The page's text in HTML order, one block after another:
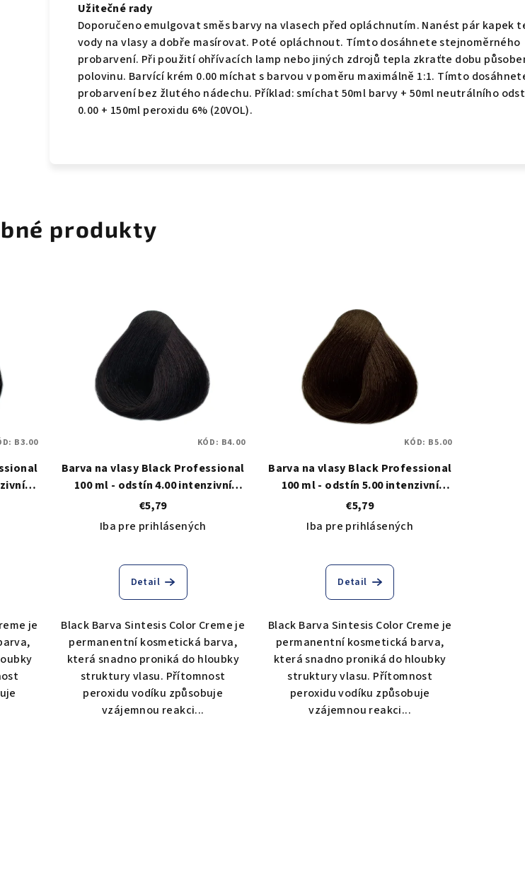
Užitečné rady
Doporučeno emulgovat směs barvy na vlasech před opláchnutím. Nanést pár kapek
vody na vlasy a dobře masírovat. Poté opláchnout. Tímto dosáhnete stejnoměrného
probarvení. Při použití ohřívacích lamp nebo jiných zdrojů tepla zkraťte dobu
polovinu. Barvící krém 0.00 míchat s barvou v poměru maximálně 1:1. Tímto
probarvení bez žlutého nádechu. Příklad: smíchat 50ml barvy + 50ml neutrálního
0.00 + 150ml peroxidu 6% (20VOL).
produkty
je
B3.00
Barva na vlasy Black Professional
100 ml - odstín 4.00 intenzivní
středně hnědá
€5,79
Iba pre prihlásených
Detail
Black Barva Sintesis Color Creme je
permanentní kosmetická barva,
která snadno proniká do hloubky
struktury vlasu. Přítomnost
peroxidu vodíku způsobuje
vzájemnou reakci...
KÓD: B4.00
Barva na vlasy Black Professional
100 ml - odstín 5.00 intenzivní
světle hnědá
€5,79
Iba pre prihlásených
Detail
Black Barva Sintesis Color Creme je
permanentní kosmetická barva,
která snadno proniká do hloubky
struktury vlasu. Přítomnost
peroxidu vodíku způsobuje
vzájemnou reakci...
KÓD: B5.00